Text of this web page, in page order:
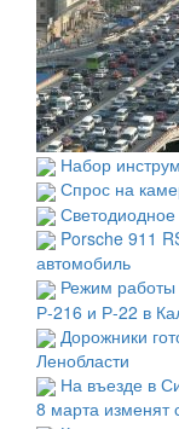
Набор
Спрос на
Porsche 911
автомобиль
Режим работы
Р-216 и Р-22 в
Дорожники
Ленобласти
На въезде в
8 марта изменят